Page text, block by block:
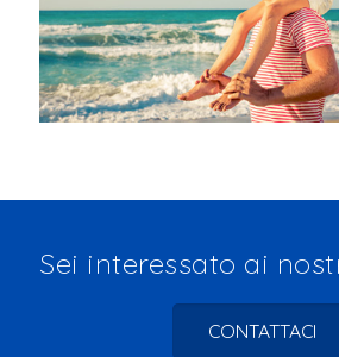
Sei interessato ai
CONTATTACI